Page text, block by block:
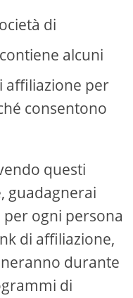
di
contiene alcuni
affiliazione per
consentono
questi
guadagnerai
ogni persona
di affiliazione,
durante
di